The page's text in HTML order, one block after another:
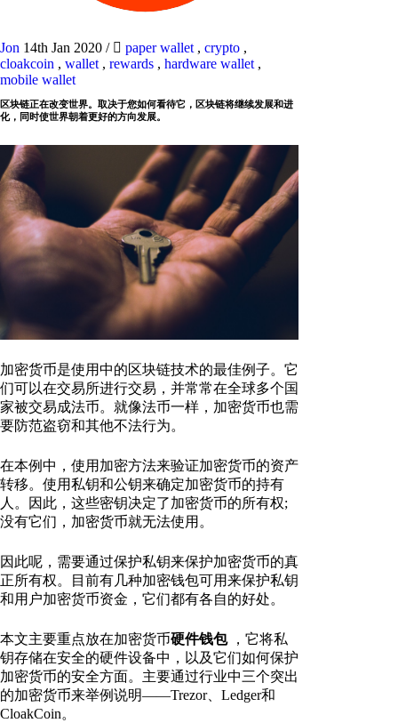
Jon 14th Jan 2020 / paper wallet , crypto ,
cloakcoin , wallet , rewards , hardware wallet ,
mobile wallet
区块链正在改变世界。取决于您如何看待它，区块链将继续发展和进
化，同时使世界朝着更好的方向发展。
加密货币是使用中的区块链技术的最佳例子。它
们可以在交易所进行交易，并常常在全球多个国
家被交易成法币。就像法币一样，加密货币也需
要防范盗窃和其他不法行为。
在本例中，使用加密方法来验证加密货币的资产
转移。使用私钥和公钥来确定加密货币的持有
人。因此，这些密钥决定了加密货币的所有权;
没有它们，加密货币就无法使用。
因此呢，需要通过保护私钥来保护加密货币的真
正所有权。目前有几种加密钱包可用来保护私钥
和用户加密货币资金，它们都有各自的好处。
本文主要重点放在加密货币硬件钱包 ，它将私
钥存储在安全的硬件设备中，以及它们如何保护
加密货币的安全方面。主要通过行业中三个突出
的加密货币来举例说明——Trezor、Ledger和
CloakCoin。